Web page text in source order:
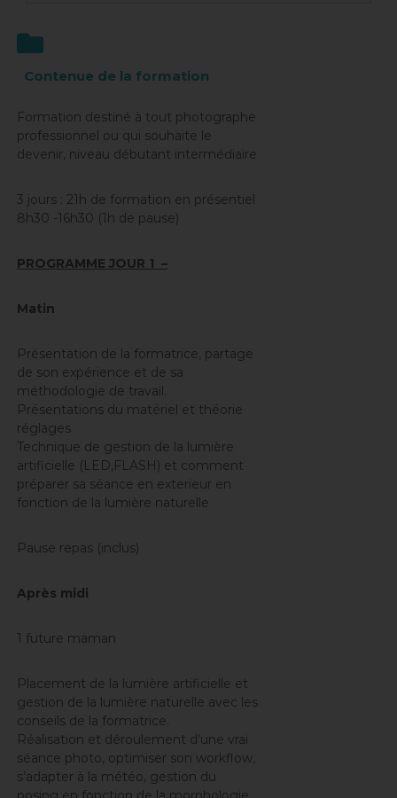
Contenue de la formation
Formation destiné à tout photographe
professionnel ou qui souhaite le
devenir, niveau débutant intermédiaire
3 jours : 21h de formation en présentiel
8h30 -16h30 (1h de pause)
PROGRAMME JOUR 1 –
Matin
Présentation de la formatrice, partage
de son expérience et de sa
méthodologie de travail.
Présentations du matériel et théorie
réglages
Technique de gestion de la lumière
artificielle (LED,FLASH) et comment
préparer sa séance en exterieur en
fonction de la lumière naturelle
Pause repas (inclus)
Après midi
1 future maman
Placement de la lumière artificielle et
gestion de la lumière naturelle avec les
conseils de la formatrice.
Réalisation et déroulement d’une vrai
séance photo, optimiser son workflow,
s’adapter à la météo, gestion du